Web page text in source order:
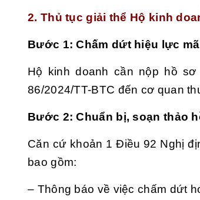
2. Thủ tục giải thể Hộ kinh
Bước 1: Chấm dứt hiệu lực
Hộ kinh doanh cần nộp hồ
86/2024/TT-BTC đến cơ quan
Bước 2: Chuẩn bị, soạn thảo
Căn cứ khoản 1 Điều 92 Nghị
bao gồm:
– Thông báo về việc chấm dứt